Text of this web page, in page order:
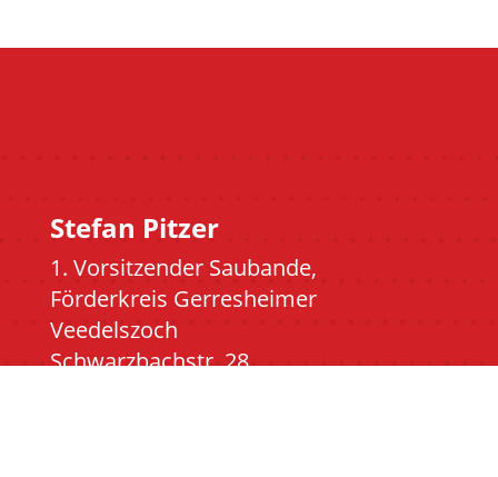
Stefan Pitzer
1. Vorsitzender Saubande,
Förderkreis Gerresheimer
Veedelszoch
Schwarzbachstr. 28